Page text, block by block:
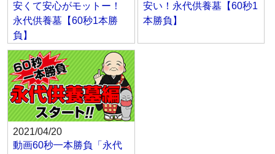
安くて安心がモットー！
永代供養墓【60秒1本勝
負】
安い！永代供養墓【60秒1
本勝負】
2021/04/20
動画60秒一本勝負「永代